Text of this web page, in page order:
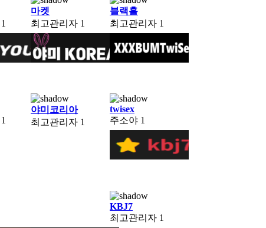
1
마켓
최고관리자 1
블랙홀
최고관리자 1
1
야미코리아
최고관리자 1
twisex
주소야 1
KBJ7
최고관리자 1